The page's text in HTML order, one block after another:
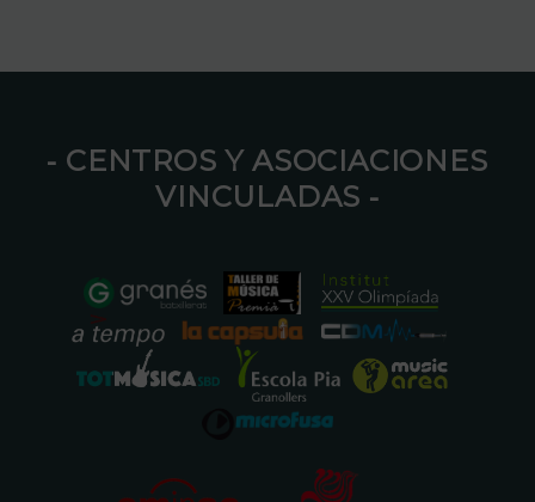
⁃ CENTROS Y ASOCIACIONES
VINCULADAS ⁃